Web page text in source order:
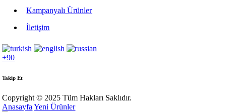
Kampanyalı Ürünler
İletişim
+90
Takip Et
Copyright © 2025 Tüm Hakları Saklıdır.
Anasayfa Yeni Ürünler